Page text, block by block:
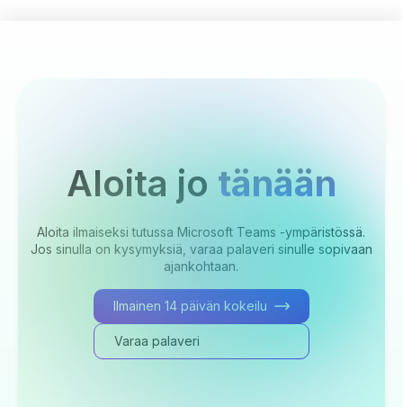
Aloita jo tänään
Aloita ilmaiseksi tutussa Microsoft Teams -ympäristössä.
Jos sinulla on kysymyksiä, varaa palaveri sinulle sopivaan
ajankohtaan.
Ilmainen 14 päivän kokeilu
Varaa palaveri